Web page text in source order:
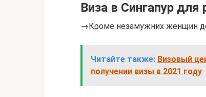
Виза в Сингапур для
→Кроме незамужних женщин
Читайте также: Визовый
получении визы в 2021 году